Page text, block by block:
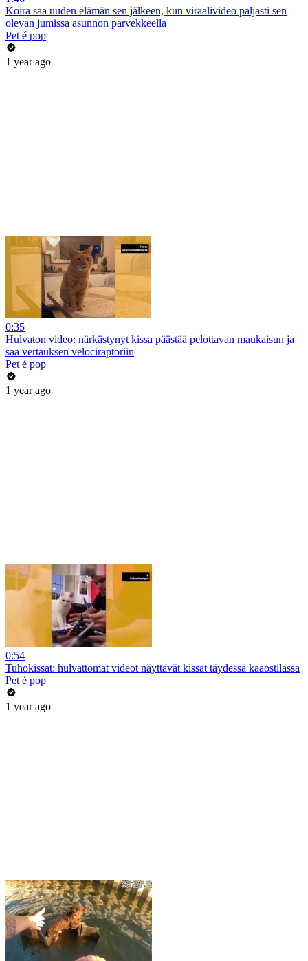
Koira saa uuden elämän sen jälkeen, kun viraalivideo paljasti sen
olevan jumissa asunnon parvekkeella
Pet é pop
1 year ago
0:35
Hulvaton video: närkästynyt kissa päästää pelottavan maukaisun ja
saa vertauksen velociraptoriin
Pet é pop
1 year ago
0:54
Tuhokissat: hulvattomat videot näyttävät kissat täydessä kaaostilassa
Pet é pop
1 year ago